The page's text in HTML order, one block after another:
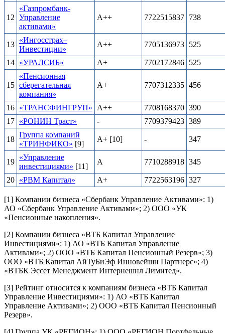
12
«Газпромбанк-
Управление
активами»
А++ 7722515837 738
13
«Ингосстрах–
Инвестиции»
А++ 7705136973 525
14 «УРАЛСИБ» А+ 7702172846 525
15
«Пенсионная
сберегательная
компания»
А+ 7707312335 456
16 «ТРАНСФИНГРУП» А++ 7708168370 390
17 «РОНИН Траст» - 7709379423 389
18
Группа компаний
«ТРИНФИКО» [9]
А+ [10] - 347
19
«Управление
инвестициями» [11]
А 7710288918 345
20 «РВМ Капитал» А+ 7722563196 327
[1] Компании бизнеса «Сбербанк Управление Активами»: 1)
АО «Сбербанк Управление Активами»; 2) ООО «УК
«Пенсионные накопления».
[2] Компании бизнеса «ВТБ Капитал Управление
Инвестициями»: 1) АО «ВТБ Капитал Управление
Активами»; 2) ООО «ВТБ Капитал Пенсионный Резерв»; 3)
ООО «ВТБ Капитал АйТуБиЭф Инновейшн Партнерс»; 4)
«ВТБК Эссет Менеджмент Интернешнл Лимитед».
[3] Рейтинг относится к компаниям бизнеса «ВТБ Капитал
Управление Инвестициями»: 1) АО «ВТБ Капитал
Управление Активами»; 2) ООО «ВТБ Капитал Пенсионный
Резерв».